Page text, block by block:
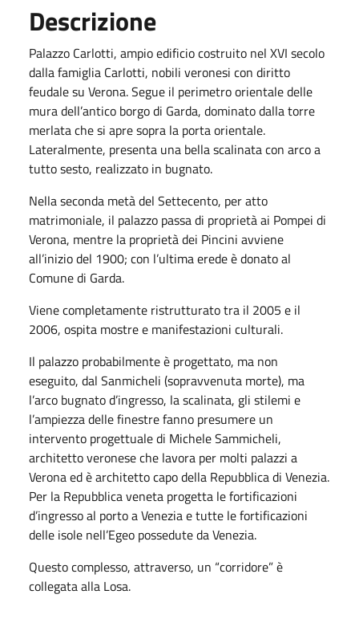
Descrizione
Palazzo Carlotti, ampio edificio costruito nel XVI secolo
dalla famiglia Carlotti, nobili veronesi con diritto
feudale su Verona. Segue il perimetro orientale delle
mura dell’antico borgo di Garda, dominato dalla torre
merlata che si apre sopra la porta orientale.
Lateralmente, presenta una bella scalinata con arco a
tutto sesto, realizzato in bugnato.
Nella seconda metà del Settecento, per atto
matrimoniale, il palazzo passa di proprietà ai Pompei di
Verona, mentre la proprietà dei Pincini avviene
all’inizio del 1900; con l’ultima erede è donato al
Comune di Garda.
Viene completamente ristrutturato tra il 2005 e il
2006, ospita mostre e manifestazioni culturali.
Il palazzo probabilmente è progettato, ma non
eseguito, dal Sanmicheli (sopravvenuta morte), ma
l’arco bugnato d’ingresso, la scalinata, gli stilemi e
l’ampiezza delle finestre fanno presumere un
intervento progettuale di Michele Sammicheli,
architetto veronese che lavora per molti palazzi a
Verona ed è architetto capo della Repubblica di Venezia.
Per la Repubblica veneta progetta le fortificazioni
d’ingresso al porto a Venezia e tutte le fortificazioni
delle isole nell’Egeo possedute da Venezia.
Questo complesso, attraverso, un “corridore” è
collegata alla Losa.